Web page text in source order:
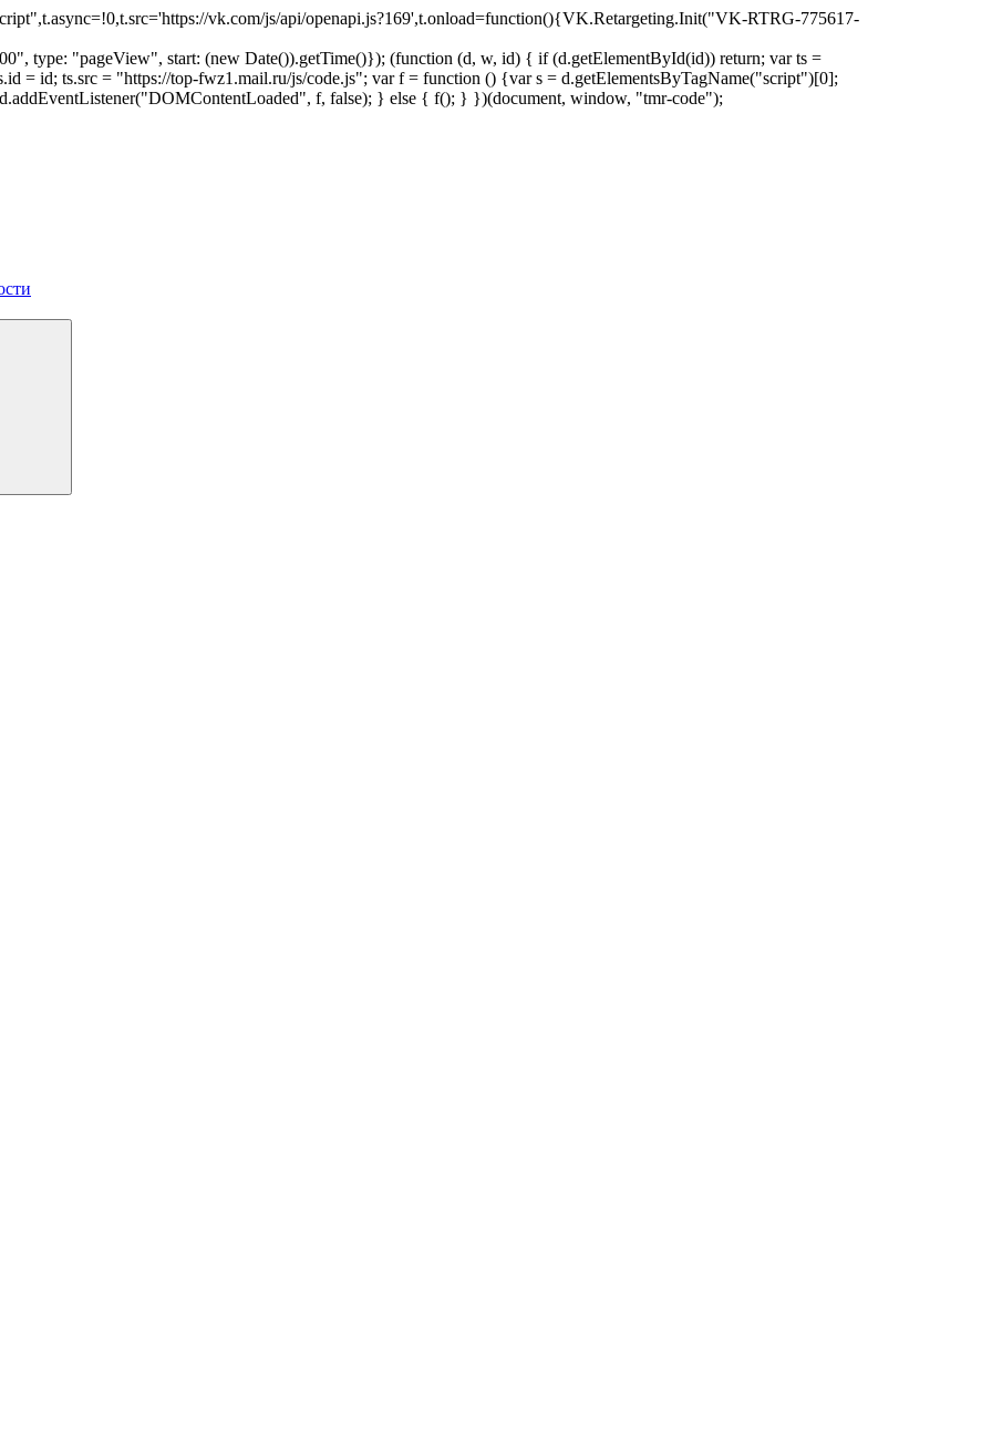
vk.com/js/api/openapi.js?169',t.onload=function(){VK.Retargeting.Init("VK-RTRG-775617-
type: "pageView", start: (new Date()).getTime()}); (function (d, w, id) { if (d.getElementById(id)) return; var ts =
= id; ts.src = "https://top-fwz1.mail.ru/js/code.js"; var f = function () {var s = d.getElementsByTagName("script")[0];
f, false); } else { f(); } })(document, window, "tmr-code");